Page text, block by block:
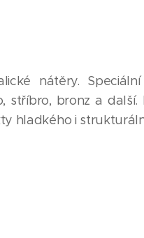
nátěry.
stříbro, bronz a další.
hladkého i